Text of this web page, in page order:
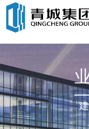
首页
荣誉资质
业务领域
新闻中心